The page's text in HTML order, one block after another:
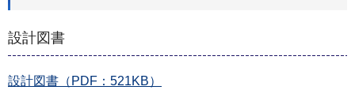
設計図書
設計図書（PDF：521KB）